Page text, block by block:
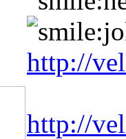
http://
http://